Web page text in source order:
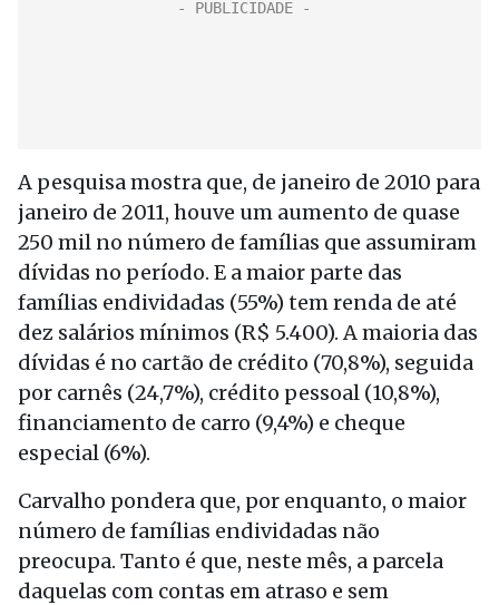
A pesquisa mostra que, de janeiro de 2010 para
janeiro de 2011, houve um aumento de quase
250 mil no número de famílias que assumiram
dívidas no período. E a maior parte das
famílias endividadas (55%) tem renda de até
dez salários mínimos (R$ 5.400). A maioria das
dívidas é no cartão de crédito (70,8%), seguida
por carnês (24,7%), crédito pessoal (10,8%),
financiamento de carro (9,4%) e cheque
especial (6%).
Carvalho pondera que, por enquanto, o maior
número de famílias endividadas não
preocupa. Tanto é que, neste mês, a parcela
daquelas com contas em atraso e sem